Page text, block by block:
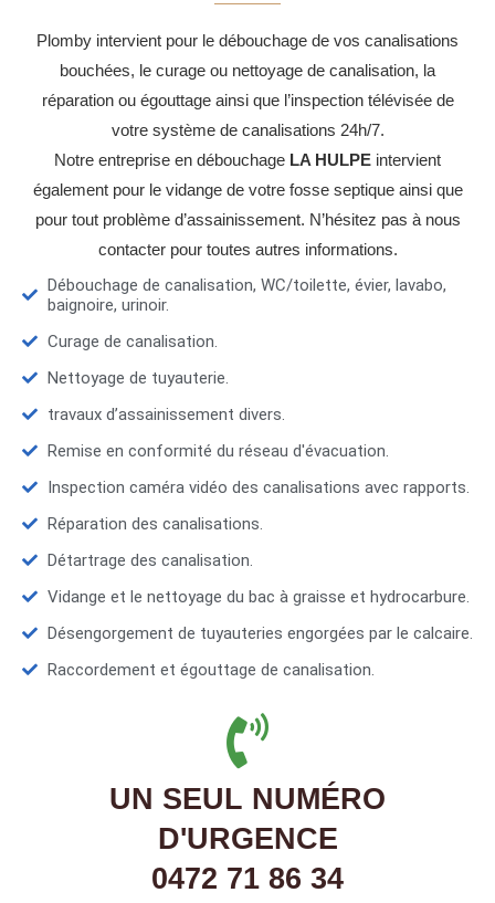
Plomby intervient pour le débouchage de vos canalisations
bouchées, le curage ou nettoyage de canalisation, la
réparation ou égouttage ainsi que l’inspection télévisée de
votre système de canalisations 24h/7.
Notre entreprise en débouchage LA HULPE intervient
également pour le vidange de votre fosse septique ainsi que
pour tout problème d’assainissement. N’hésitez pas à nous
contacter pour toutes autres informations.
Débouchage de canalisation, WC/toilette, évier, lavabo,
baignoire, urinoir.
Curage de canalisation.
Nettoyage de tuyauterie.
travaux d’assainissement divers.
Remise en conformité du réseau d'évacuation.
Inspection caméra vidéo des canalisations avec rapports.
Réparation des canalisations.
Détartrage des canalisation.
Vidange et le nettoyage du bac à graisse et hydrocarbure.
Désengorgement de tuyauteries engorgées par le calcaire.
Raccordement et égouttage de canalisation.
UN SEUL NUMÉRO
D'URGENCE
0472 71 86 34